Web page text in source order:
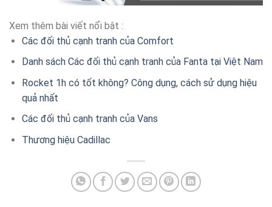
Xem thêm bài viết nổi bật :
Các đối thủ cạnh tranh của Comfort
Danh sách Các đối thủ cạnh tranh của Fanta tại Việt Nam
Rocket 1h có tốt không? Công dụng, cách sử dụng hiệu
quả nhất
Các đối thủ cạnh tranh của Vans
Thương hiệu Cadillac